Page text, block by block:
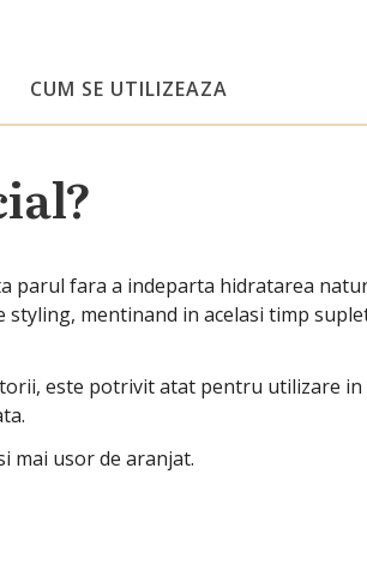
CUM SE UTILIZEAZA
parul fara a indeparta hidratarea
mentinand in acelasi timp
este potrivit atat pentru utilizare in
mai usor de aranjat.